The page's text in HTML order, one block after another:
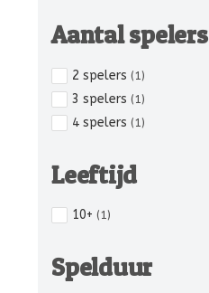
Aantal spelers
2 spelers (1)
3 spelers (1)
4 spelers (1)
Leeftijd
10+ (1)
Spelduur